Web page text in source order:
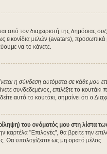
από τον διαχειριστή της δημόσιας
εικονίδια μελών (avatars),
να το κάνετε.
η σύνδεση αυτόματα σε κάθε μου
συνδεδεμένος, επιλέξτε το
αυτό το κουτάκι, σημαίνει ότι ο
του ονόματός μου στη λίστα
καρτέλα "Επιλογές", θα βρείτε την
Θα υπολογίζεστε ως μη ορατό μέλος.